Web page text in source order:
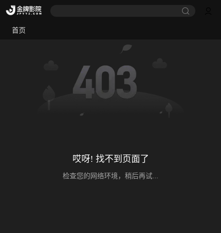
首页
哎呀! 找不到页面了
检查您的网络环境，稍后再试...